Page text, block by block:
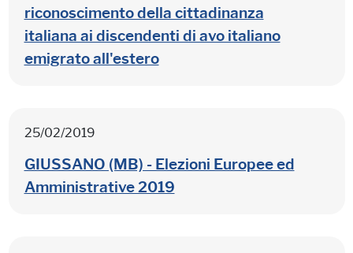
riconoscimento della cittadinanza
italiana ai discendenti di avo italiano
emigrato all'estero
25/02/2019
GIUSSANO (MB) - Elezioni Europee ed
Amministrative 2019